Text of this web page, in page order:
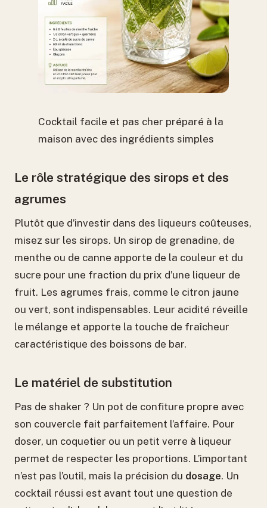
Cocktail facile et pas cher préparé à la
maison avec des ingrédients simples
Le rôle stratégique des sirops et des
agrumes
Plutôt que d’investir dans des liqueurs coûteuses,
misez sur les sirops. Un sirop de grenadine, de
menthe ou de canne apporte de la couleur et du
sucre pour une fraction du prix d’une liqueur de
fruit. Les agrumes frais, comme le citron jaune
ou vert, sont indispensables. Leur acidité réveille
le mélange et apporte la touche de fraîcheur
caractéristique des boissons de bar.
Le matériel de substitution
Pas de shaker ? Un pot de confiture propre avec
son couvercle fait parfaitement l’affaire. Pour
doser, un coquetier ou un petit verre à liqueur
permet de respecter les proportions. L’important
n’est pas l’outil, mais la précision du dosage. Un
cocktail réussi est avant tout une question de